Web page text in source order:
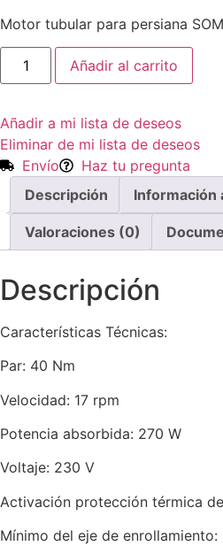
Motor tubular para persiana
Motor
tubular
SOMFY
50
40/17
cantidad
Añadir al carrito
Añadir a mi lista de deseos
Eliminar de mi lista de deseos
Envío
Haz tu pregunta
Descripción
Información
Valoraciones (0)
Descripción
Características Técnicas:
Par: 40 Nm
Velocidad: 17 rpm
Potencia absorbida: 270 W
Voltaje: 230 V
Activación protección térmica
Mínimo del eje de enrollamiento: